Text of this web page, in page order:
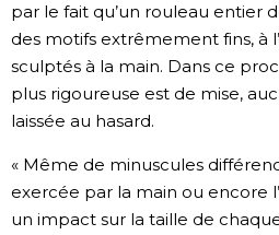
par le fait qu’un rouleau entier
des motifs extrêmement fins, à
sculptés à la main. Dans ce
plus rigoureuse est de mise,
laissée au hasard.
« Même de minuscules
exercée par la main ou encore
un impact sur la taille de